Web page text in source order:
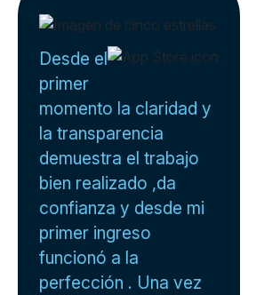
Desde el
primer
momento la claridad y
la transparencia
demuestra el trabajo
bien realizado ,da
confianza y desde mi
primer ingreso
funcionó a la
perfección . Una vez